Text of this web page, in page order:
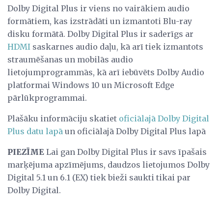
Dolby Digital Plus ir viens no vairākiem audio
formātiem, kas izstrādāti un izmantoti Blu-ray
disku formātā. Dolby Digital Plus ir saderīgs ar
HDMI saskarnes audio daļu, kā arī tiek izmantots
straumēšanas un mobilās audio
lietojumprogrammās, kā arī iebūvēts Dolby Audio
platformai Windows 10 un Microsoft Edge
pārlūkprogrammai.
Plašāku informāciju skatiet oficiālajā Dolby Digital
Plus datu lapā un oficiālajā Dolby Digital Plus lapā
PIEZĪME Lai gan Dolby Digital Plus ir savs īpašais
marķējuma apzīmējums, daudzos lietojumos Dolby
Digital 5.1 un 6.1 (EX) tiek bieži saukti tikai par
Dolby Digital.